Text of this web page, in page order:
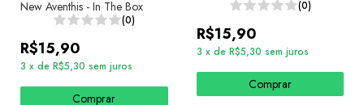
New Aventhis - In The Box
(0)
R$15,90
3 x de R$5,30 sem juros
Comprar
(0)
R$15,90
3 x de R$5,30 sem juros
Comprar